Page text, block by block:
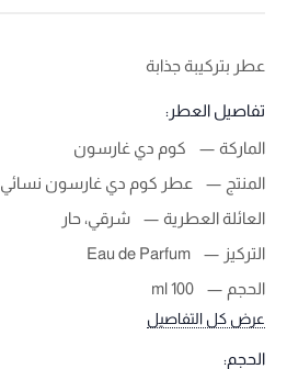
عطر بتركيبة جذابة
تفاصيل العطر:
الماركة
كوم دي غارسون
المنتج
عطر كوم دي غارسون نسائي
العائلة العطرية
شرقي، حار
التركيز
Eau de Parfum
الحجم
100 ml
عرض كل التفاصيل
الحجم: